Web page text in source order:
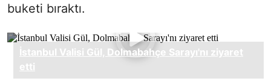
buketi bıraktı.